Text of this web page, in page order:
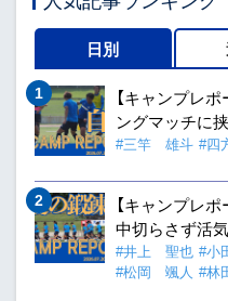
日別
【キャンプレ
ングマッチに
#三竿 雄斗 #四
【キャンプレ
中切らさず活
#井上 聖也 #小
#松岡 颯人 #林